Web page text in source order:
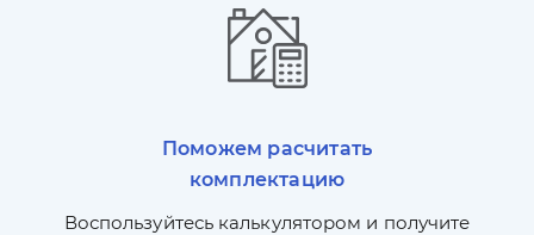
Поможем расчитать
комплектацию
Воспользуйтесь калькулятором и получите